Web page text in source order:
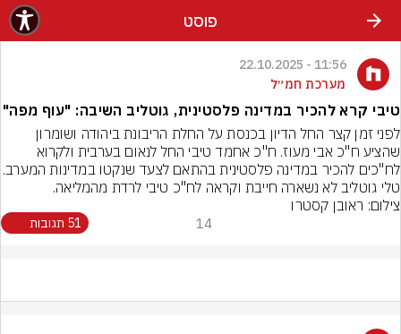
פוסט
11:56 - 22.10.2025
מערכת חמ״ל
טיבי קרא להכיר במדינה פלסטינית, גוטליב השיבה: "עוף מפה"
טלי גוטליב לא נשארה חייבת וקראה לח"כ טיבי לרדת מהמליאה.
צילום: ראובן קסטרו
14 51 תגובות